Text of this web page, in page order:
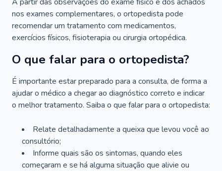
nos exames complementares, o ortopedista pode
recomendar um tratamento com medicamentos,
exercícios físicos, fisioterapia ou cirurgia ortopédica.
O que falar para o ortopedista?
É importante estar preparado para a consulta, de forma a
ajudar o médico a chegar ao diagnóstico correto e indicar
o melhor tratamento. Saiba o que falar para o ortopedista:
Relate detalhadamente a queixa que levou você ao
consultório;
Informe quais são os sintomas, quando eles
começaram e se há alguma situação que alivie ou